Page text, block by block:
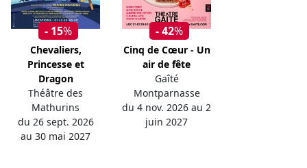
- 15%
Chevaliers,
Princesse et
Dragon
Théâtre des
Mathurins
du 26 sept. 2026
au 30 mai 2027
- 42%
Cinq de Cœur - Un
air de fête
Gaîté
Montparnasse
du 4 nov. 2026 au 2
juin 2027